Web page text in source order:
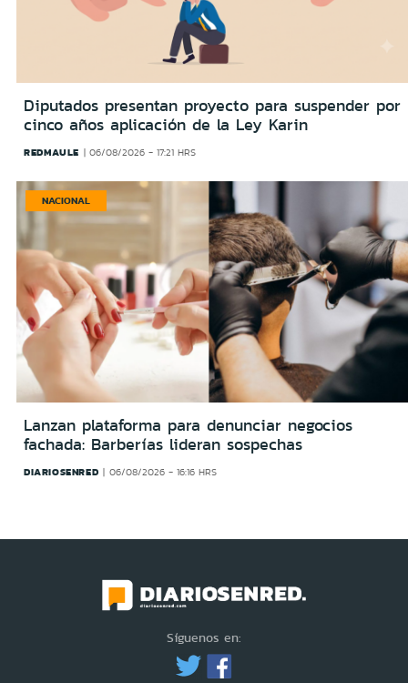
Diputados presentan proyecto para suspender por
cinco años aplicación de la Ley Karin
REDMAULE 06/08/2026 - 17:21 HRS
NACIONAL
Lanzan plataforma para denunciar negocios
fachada: Barberías lideran sospechas
DIARIOSENRED 06/08/2026 - 16:16 HRS
Síguenos en: